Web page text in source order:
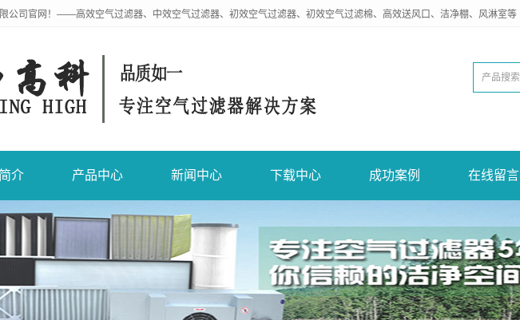
公司官网！——高效空气过滤器、中效空气过滤器、初效空气过滤器、初效空气过滤棉、高效送风口、洁净棚、风淋室等
介 产品中心 新闻中心 下载中心 成功案例 在线留言